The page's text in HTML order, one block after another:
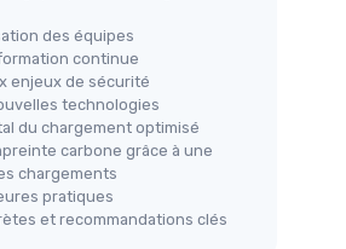
des équipes
continue
enjeux de sécurité
technologies
du chargement optimisé
carbone grâce à une
chargements
pratiques
et recommandations clés